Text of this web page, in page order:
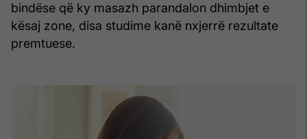
bindëse që ky masazh parandalon dhimbjet e
kësaj zone, disa studime kanë nxjerrë rezultate
premtuese.